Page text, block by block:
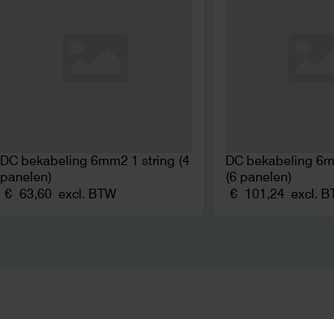
DC bekabeling 6mm2 1 string (4
panelen)
€ 63,60 excl. BTW
DC bekabeling
(6 panelen)
€ 101,24 excl.